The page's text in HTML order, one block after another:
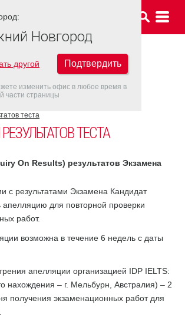
НОВГОРОД
теста
ТЕСТА
On Results) результатов Экзамена
с результатами Экзамена Кандидат
апелляцию для повторной проверки
работ.
возможна в течение 6 недель с даты
апелляции организацией IDP IELTS:
нахождения – г. Мельбурн, Австралия) – 2
получения экзаменационных работ для
Новгород
другой Подтвердить
изменить офис в любое время в
части страницы